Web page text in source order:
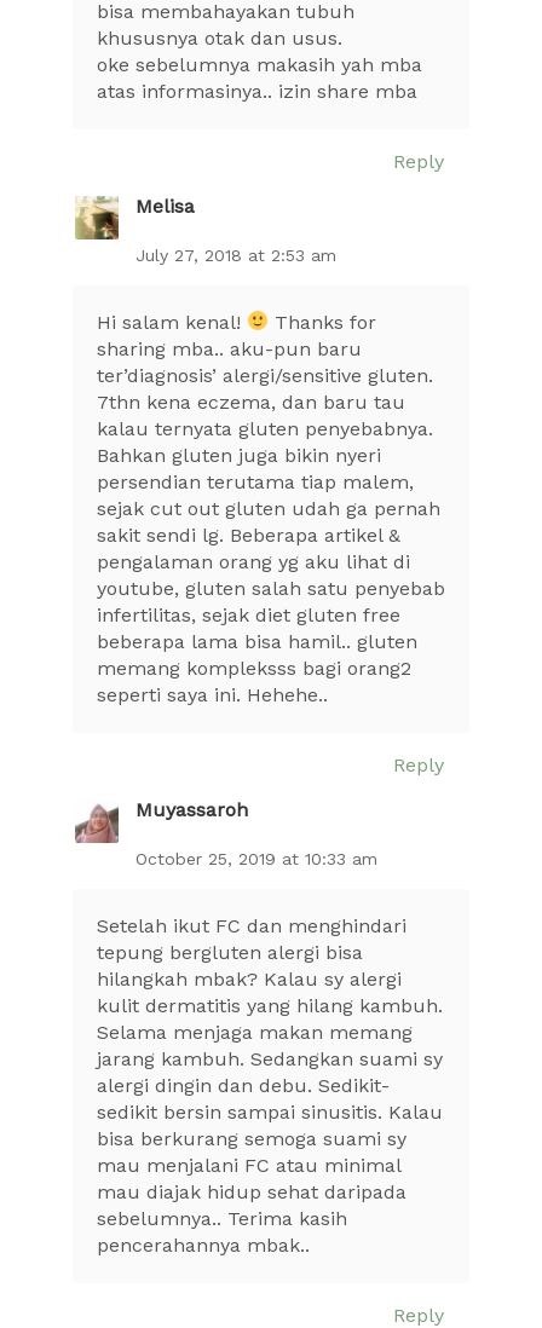
bisa membahayakan tubuh
khususnya otak dan usus.
oke sebelumnya makasih yah mba
atas informasinya.. izin share mba
Reply
Melisa
July 27, 2018 at 2:53 am
Hi salam kenal!
Thanks for
sharing mba.. aku-pun baru
ter’diagnosis’ alergi/sensitive gluten.
7thn kena eczema, dan baru tau
kalau ternyata gluten penyebabnya.
Bahkan gluten juga bikin nyeri
persendian terutama tiap malem,
sejak cut out gluten udah ga pernah
sakit sendi lg. Beberapa artikel &
pengalaman orang yg aku lihat di
youtube, gluten salah satu penyebab
infertilitas, sejak diet gluten free
beberapa lama bisa hamil.. gluten
memang kompleksss bagi orang2
seperti saya ini. Hehehe..
Reply
Muyassaroh
October 25, 2019 at 10:33 am
Setelah ikut FC dan menghindari
tepung bergluten alergi bisa
hilangkah mbak? Kalau sy alergi
kulit dermatitis yang hilang kambuh.
Selama menjaga makan memang
jarang kambuh. Sedangkan suami sy
alergi dingin dan debu. Sedikit-
sedikit bersin sampai sinusitis. Kalau
bisa berkurang semoga suami sy
mau menjalani FC atau minimal
mau diajak hidup sehat daripada
sebelumnya.. Terima kasih
pencerahannya mbak..
Reply